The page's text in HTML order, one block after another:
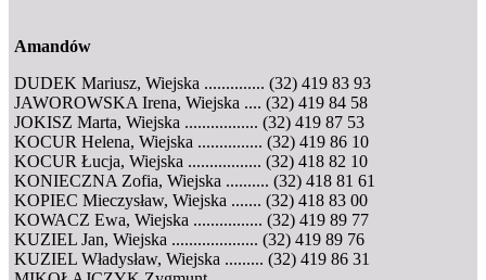
Amandów
DUDEK Mariusz, Wiejska .............. (32) 419 83 93
JAWOROWSKA Irena, Wiejska .... (32) 419 84 58
JOKISZ Marta, Wiejska ................. (32) 419 87 53
KOCUR Helena, Wiejska ............... (32) 419 86 10
KOCUR Łucja, Wiejska ................. (32) 418 82 10
KONIECZNA Zofia, Wiejska .......... (32) 418 81 61
KOPIEC Mieczysław, Wiejska ....... (32) 418 83 00
KOWACZ Ewa, Wiejska ................ (32) 419 89 77
KUZIEL Jan, Wiejska .................... (32) 419 89 76
KUZIEL Władysław, Wiejska ......... (32) 419 86 31